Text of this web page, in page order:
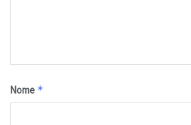
Nome *